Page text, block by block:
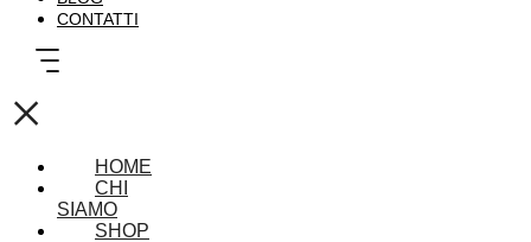
CONTATTI
×
HOME
CHI
SIAMO
SHOP